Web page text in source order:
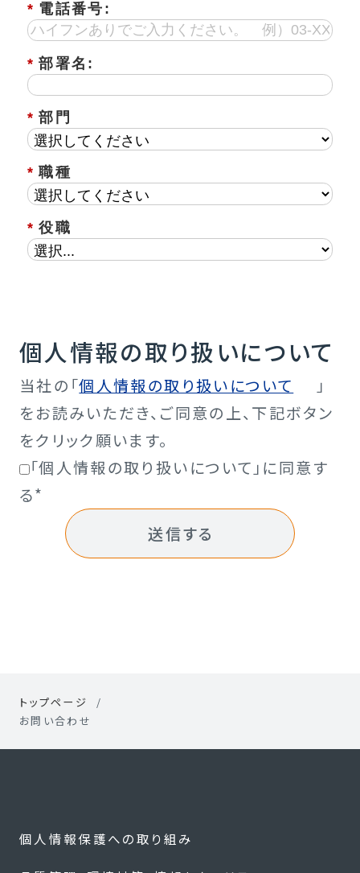
* 電話番号:
* 部署名:
* 部門
* 職種
* 役職
個人情報の取り扱いについて
当社の「個人情報の取り扱いについて
」
をお読みいただき、ご同意の上、下記ボタン
をクリック願います。
「個人情報の取り扱いについて」に同意す
る*
送信する
トップページ
お問い合わせ
個人情報保護への取り組み